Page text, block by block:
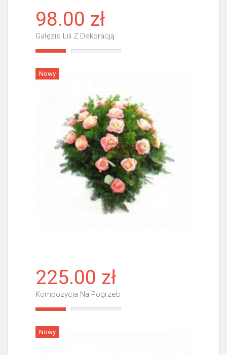
98.00 zł
Gałęzie Lili Z Dekoracją
Nowy
225.00 zł
Kompozycja Na Pogrzeb
Nowy